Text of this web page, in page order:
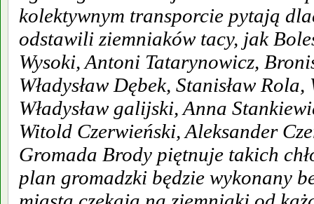
kolektywnym transporcie pytają
odstawili ziemniaków tacy, jak
Wysoki, Antoni Tatarynowicz,
Władysław Dębek, Stanisław
Władysław galijski, Anna
Witold Czerwieński, Aleksander
Gromada Brody piętnuje takich
plan gromadzki będzie wykonany